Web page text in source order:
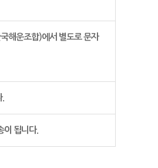
해운조합)에서 별도로 문자
이 됩니다.